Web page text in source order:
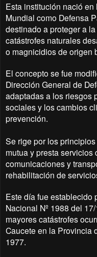
Esta institución nació
Mundial como Defensa
destinado a proteger a
catástrofes naturales
o magnicidios de origen
El concepto se fue
Dirección General de
adaptadas a los riesgos
sociales y los cambios
prevención.
Se rige por los
mutua y presta
comunicaciones y
rehabilitación de
Este día fue establecido
Nacional Nº 1988 del
mayores catástrofes
Caucete en la Provincia
1977.